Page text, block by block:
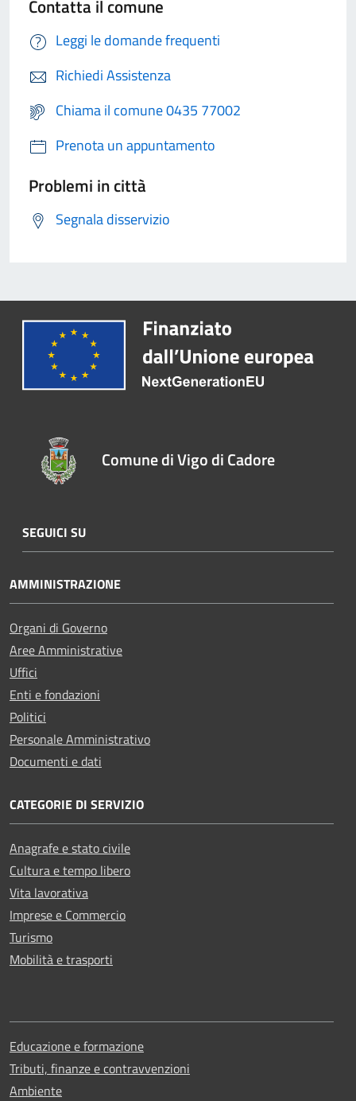
Contatta il comune
Leggi le domande frequenti
Richiedi Assistenza
Chiama il comune 0435 77002
Prenota un appuntamento
Problemi in città
Segnala disservizio
Comune di Vigo di Cadore
SEGUICI SU
AMMINISTRAZIONE
Organi di Governo
Aree Amministrative
Uffici
Enti e fondazioni
Politici
Personale Amministrativo
Documenti e dati
CATEGORIE DI SERVIZIO
Anagrafe e stato civile
Cultura e tempo libero
Vita lavorativa
Imprese e Commercio
Turismo
Mobilità e trasporti
Educazione e formazione
Tributi, finanze e contravvenzioni
Ambiente